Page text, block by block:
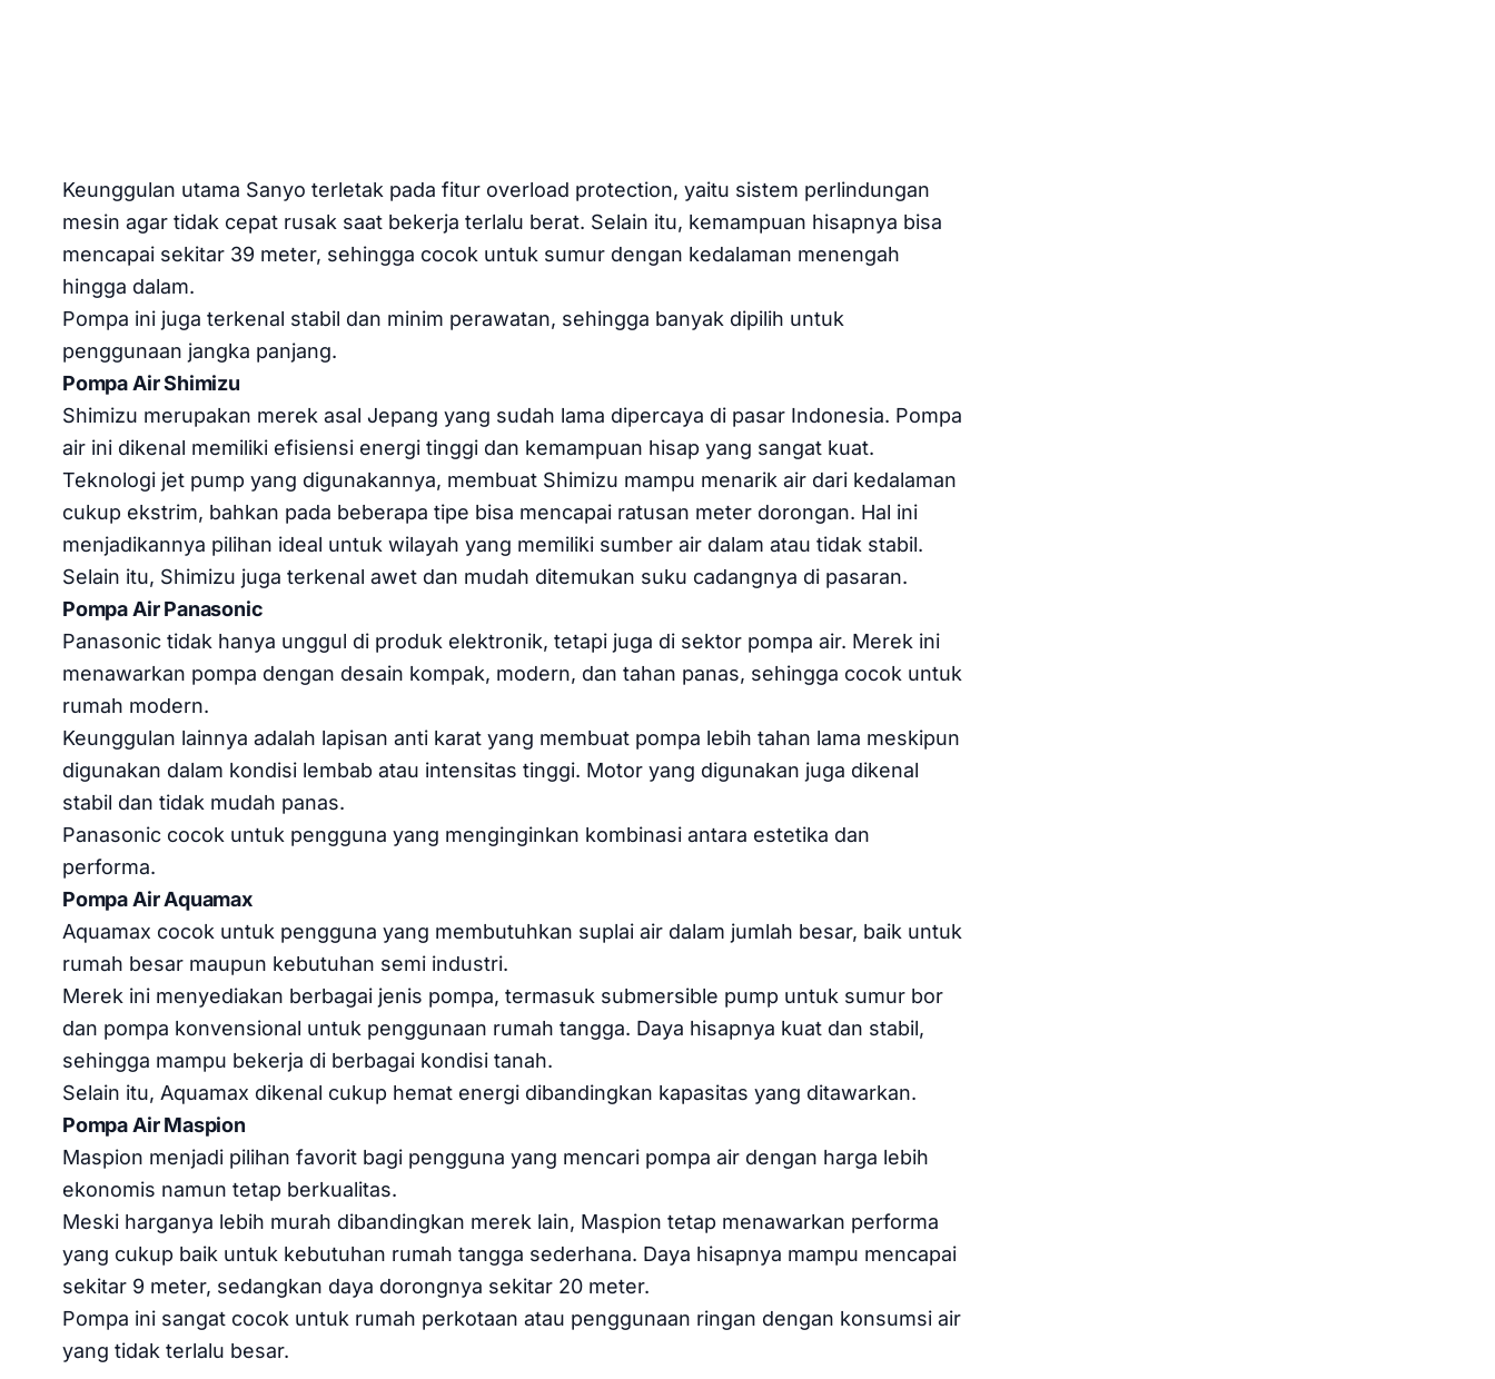
Keunggulan utama Sanyo terletak pada fitur overload protection, yaitu sistem perlindungan
mesin agar tidak cepat rusak saat bekerja terlalu berat. Selain itu, kemampuan hisapnya bisa
mencapai sekitar 39 meter, sehingga cocok untuk sumur dengan kedalaman menengah
hingga dalam.
Pompa ini juga terkenal stabil dan minim perawatan, sehingga banyak dipilih untuk
penggunaan jangka panjang.
Pompa Air Shimizu
Shimizu merupakan merek asal Jepang yang sudah lama dipercaya di pasar Indonesia. Pompa
air ini dikenal memiliki efisiensi energi tinggi dan kemampuan hisap yang sangat kuat.
Teknologi jet pump yang digunakannya, membuat Shimizu mampu menarik air dari kedalaman
cukup ekstrim, bahkan pada beberapa tipe bisa mencapai ratusan meter dorongan. Hal ini
menjadikannya pilihan ideal untuk wilayah yang memiliki sumber air dalam atau tidak stabil.
Selain itu, Shimizu juga terkenal awet dan mudah ditemukan suku cadangnya di pasaran.
Pompa Air Panasonic
Panasonic tidak hanya unggul di produk elektronik, tetapi juga di sektor pompa air. Merek ini
menawarkan pompa dengan desain kompak, modern, dan tahan panas, sehingga cocok untuk
rumah modern.
Keunggulan lainnya adalah lapisan anti karat yang membuat pompa lebih tahan lama meskipun
digunakan dalam kondisi lembab atau intensitas tinggi. Motor yang digunakan juga dikenal
stabil dan tidak mudah panas.
Panasonic cocok untuk pengguna yang menginginkan kombinasi antara estetika dan
performa.
Pompa Air Aquamax
Aquamax cocok untuk pengguna yang membutuhkan suplai air dalam jumlah besar, baik untuk
rumah besar maupun kebutuhan semi industri.
Merek ini menyediakan berbagai jenis pompa, termasuk submersible pump untuk sumur bor
dan pompa konvensional untuk penggunaan rumah tangga. Daya hisapnya kuat dan stabil,
sehingga mampu bekerja di berbagai kondisi tanah.
Selain itu, Aquamax dikenal cukup hemat energi dibandingkan kapasitas yang ditawarkan.
Pompa Air Maspion
Maspion menjadi pilihan favorit bagi pengguna yang mencari pompa air dengan harga lebih
ekonomis namun tetap berkualitas.
Meski harganya lebih murah dibandingkan merek lain, Maspion tetap menawarkan performa
yang cukup baik untuk kebutuhan rumah tangga sederhana. Daya hisapnya mampu mencapai
sekitar 9 meter, sedangkan daya dorongnya sekitar 20 meter.
Pompa ini sangat cocok untuk rumah perkotaan atau penggunaan ringan dengan konsumsi air
yang tidak terlalu besar.